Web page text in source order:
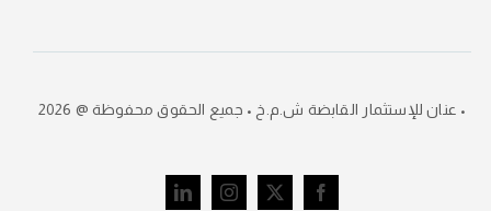
• عنان للإستثمار القابضة ش.م.خ • جميع الحقوق محفوظة @ 2026